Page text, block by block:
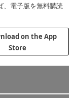
、電子版を無料購読